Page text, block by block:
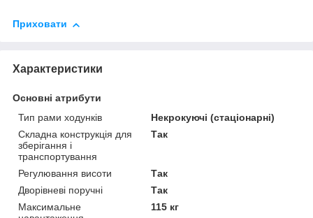
Приховати
Характеристики
Основні атрибути
Тип рами ходунків
Некрокуючі (стаціонарні)
Складна конструкція для
зберігання і
транспортування
Так
Регулювання висоти
Так
Дворівневі поручні
Так
Максимальне
115 кг